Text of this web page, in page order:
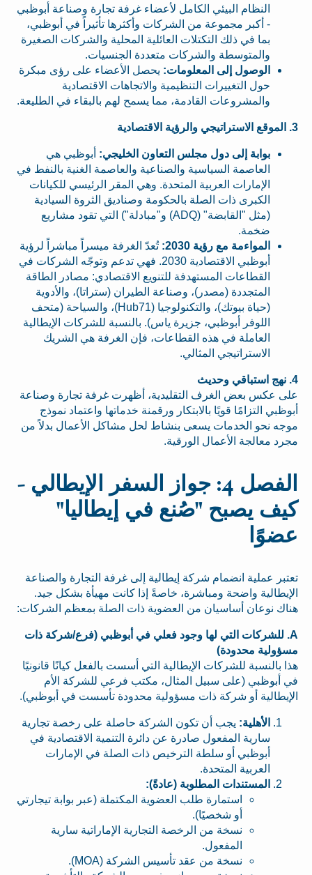
النظام البيئي الكامل لأعضاء غرفة تجارة وصناعة أبوظبي
- أكبر مجموعة من الشركات وأكثرها تأثيراً في أبوظبي،
بما في ذلك التكتلات العائلية المحلية والشركات الصغيرة
والمتوسطة والشركات متعددة الجنسيات.
الوصول إلى المعلومات: يحصل الأعضاء على رؤى مبكرة
حول التغييرات التنظيمية والاتجاهات الاقتصادية
والمشروعات القادمة، مما يسمح لهم بالبقاء في الطليعة.
3. الموقع الاستراتيجي والرؤية الاقتصادية
بوابة إلى دول مجلس التعاون الخليجي: أبوظبي هي
العاصمة السياسية والصناعية والعاصمة الغنية بالنفط في
الإمارات العربية المتحدة. وهي المقر الرئيسي للكيانات
الكبرى ذات الصلة بالحكومة وصناديق الثروة السيادية
(مثل "القابضة" (ADQ) و"مبادلة") التي تقود مشاريع
ضخمة.
المواءمة مع رؤية 2030:
تُعدّ الغرفة ميسراً مباشراً لرؤية
أبوظبي الاقتصادية 2030. فهي تدعم وتوجّه الشركات في
القطاعات المستهدفة للتنويع الاقتصادي: مصادر الطاقة
المتجددة (مصدر)، وصناعة الطيران (ستراتا)، والأدوية
(حياة بيوتك)، والتكنولوجيا (Hub71)، والسياحة (متحف
اللوفر أبوظبي، جزيرة ياس). بالنسبة للشركات الإيطالية
العاملة في هذه القطاعات، فإن الغرفة هي الشريك
الاستراتيجي المثالي.
4. نهج استباقي وحديث
على عكس بعض الغرف التقليدية، أظهرت غرفة تجارة وصناعة
أبوظبي التزامًا قويًا بالابتكار ورقمنة خدماتها واعتماد نموذج
موجه نحو الخدمات يسعى بنشاط لحل مشاكل الأعمال بدلاً من
مجرد معالجة الأعمال الورقية.
الفصل 4: جواز السفر الإيطالي -
كيف يصبح "صُنع في إيطاليا"
عضوًا
تعتبر عملية انضمام شركة إيطالية إلى غرفة التجارة والصناعة
الإيطالية واضحة ومباشرة، خاصةً إذا كانت مهيأة بشكل جيد.
هناك نوعان أساسيان من العضوية ذات الصلة بمعظم الشركات:
A. للشركات التي لها وجود فعلي في أبوظبي (فرع/شركة ذات
مسؤولية محدودة)
هذا بالنسبة للشركات الإيطالية التي أسست بالفعل كيانًا قانونيًا
في أبوظبي (على سبيل المثال، مكتب فرعي للشركة الأم
الإيطالية أو شركة ذات مسؤولية محدودة تأسست في أبوظبي).
الأهلية: يجب أن تكون الشركة حاصلة على رخصة تجارية
سارية المفعول صادرة عن دائرة التنمية الاقتصادية في
أبوظبي أو سلطة الترخيص ذات الصلة في الإمارات
العربية المتحدة.
المستندات المطلوبة (عادةً):
استمارة طلب العضوية المكتملة (عبر بوابة تيجارتي
أو شخصيًا).
نسخة من الرخصة التجارية الإماراتية سارية
المفعول.
نسخة من عقد تأسيس الشركة (MOA).